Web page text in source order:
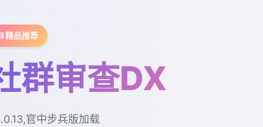
精品推荐
群审查DX
官中步兵版加载